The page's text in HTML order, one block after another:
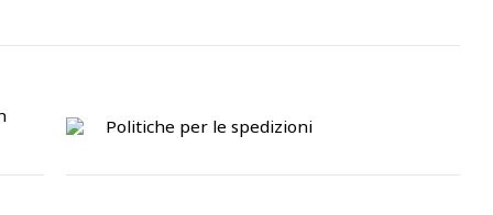
Politiche per le spedizioni